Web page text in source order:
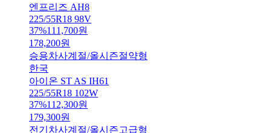
엔프리즈 AH8
225/55R18 98V
37%111,700원
178,200원
승용차사계절/올시즌절약형
한국
아이온 ST AS IH61
225/55R18 102W
37%112,300원
179,300원
전기차사계절/올시즌고급형